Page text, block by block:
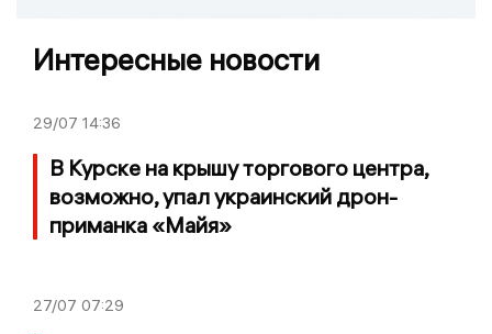
Интересные новости
29/07 14:36
В Курске на крышу торгового центра,
возможно, упал украинский дрон-
приманка «Майя»
27/07 07:29